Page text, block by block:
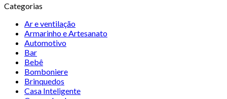
Categorias
Ar e ventilação
Armarinho e Artesanato
Automotivo
Bar
Bebê
Bomboniere
Brinquedos
Casa Inteligente